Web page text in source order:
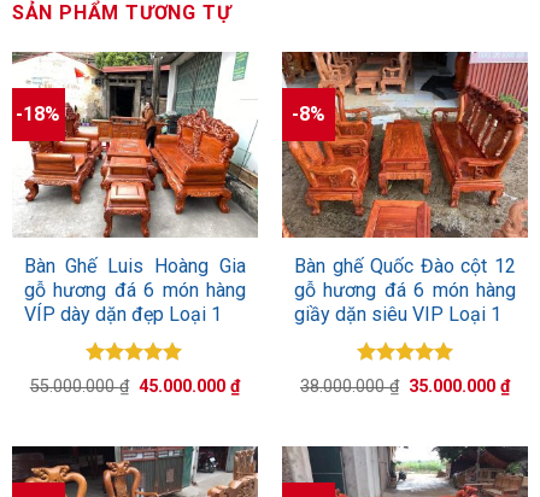
SẢN PHẨM TƯƠNG TỰ
-18%
Bàn Ghế Luis Hoàng Gia
gỗ hương đá 6 món hàng
VÍP dày dặn đẹp Loại 1
Được xếp
hạng
55.000.000₫ Giá
45.000.000₫Giá
hiện
45.000.000 ₫.
-8%
Bàn ghế Quốc Đào cột 12
gỗ hương đá 6 món hàng
giầy dặn siêu VIP Loại 1
Được xếp
hạng
38.000.000₫ Giá
35.000.000₫Giá